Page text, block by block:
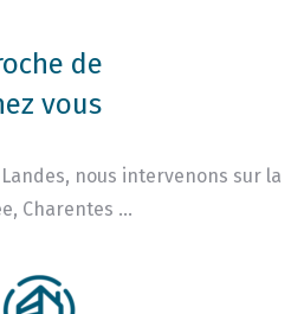
de
vous
nous intervenons sur la
Charentes …